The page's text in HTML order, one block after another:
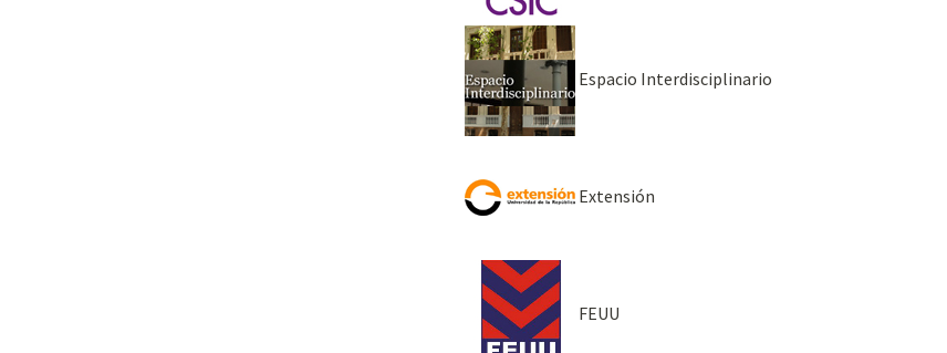
Espacio Interdisciplinario
Extensión
FEUU